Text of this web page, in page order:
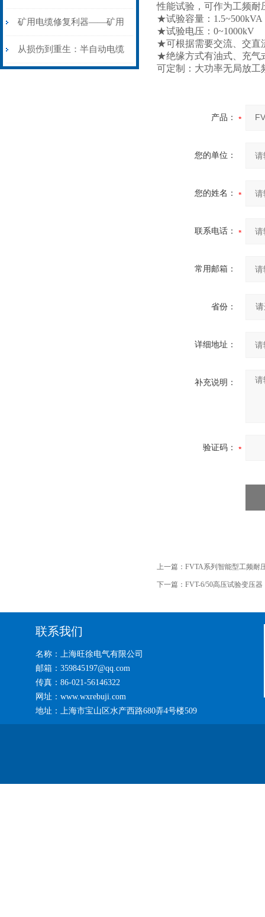
生”
安装与接线：精准修复的工
艺基石
矿用电缆修复利器——矿用
电缆热补机智能控温，安全
从损伤到重生：半自动电缆
性能试验，可作为工频耐
★试验容量：1.5~500kVA
★试验电压：0~1000kV
★可根据需要交流、交直
★绝缘方式有油式、充气
可定制：大功率无局放工
产品：
您的单位：
您的姓名：
联系电话：
常用邮箱：
省份：
详细地址：
补充说明：
验证码：
上一篇： FVTA系列智能型工频耐
下一篇： FVT-6/50高压试验变压器
联系我们
名称：上海旺徐电气有限公司
邮箱：359845197@qq.com
传真：86-021-56146322
网址：www.wxrebuji.com
地址：上海市宝山区水产西路680弄4号楼509